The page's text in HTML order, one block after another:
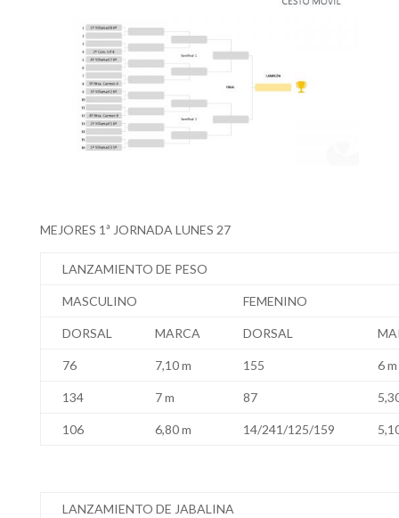
MEJORES 1ª JORNADA LUNES 27
LANZAMIENTO DE PESO
MASCULINO FEMENINO
DORSAL MARCA DORSAL
76 7,10 m 155 6 m
134 7 m 87
106 6,80 m 14/241/125/159
LANZAMIENTO DE JABALINA